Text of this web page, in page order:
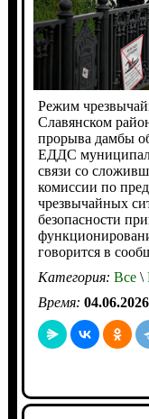
Режим
Славянском
прорыва дамбы
ЕДДС
связи со
комиссии по
чрезвычайных
безопасности
говорится в
Категория: Все\
Время: